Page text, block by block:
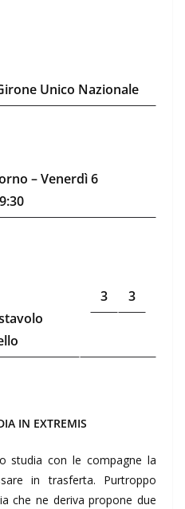
Unico Nazionale
– Venerdì 6
3 3
IN EXTREMIS
studia con le compagne la
in trasferta. Purtroppo
che ne deriva propone due